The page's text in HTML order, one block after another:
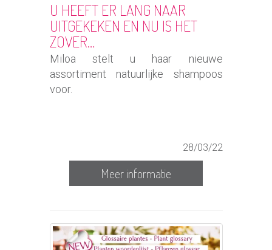
U HEEFT ER LANG NAAR
UITGEKEKEN EN NU IS HET
ZOVER…
Miloa stelt u haar nieuwe
assortiment natuurlijke shampoos
voor.
28/03/22
Meer informatie